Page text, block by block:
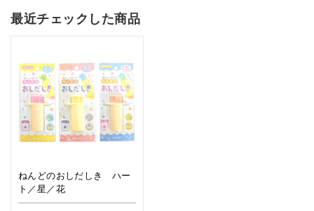
最近チェックした商品
ねんどのおしだしき ハー
ト／星／花